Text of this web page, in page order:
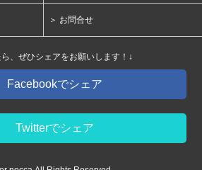
＞ お問合せ
、ぜひシェアをお願いします！↓
Facebookでシェア
Twitterでシェア